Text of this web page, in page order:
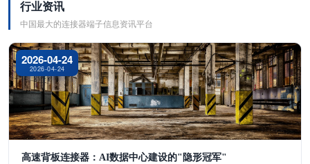
行业资讯
中国最大的连接器端子信息资讯平台
2026-04-24
2026-04-24
高速背板连接器：AI数据中心建设的"隐形冠军"